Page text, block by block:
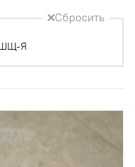
Сбросить
Щ-Я